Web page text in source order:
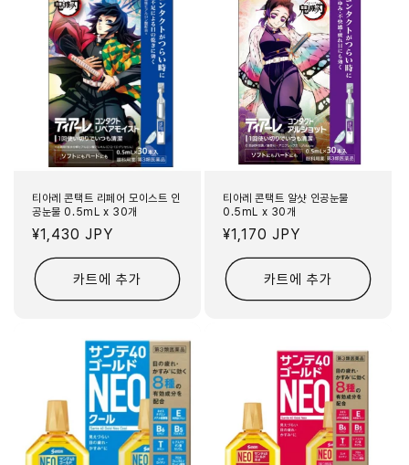
티아레 콘택트 리페어 모이스트 인
공눈물 0.5mL x 30개
정
가
¥1,430 JPY
카트에 추가
티아레 콘택트 알샷 인공눈물
0.5mL x 30개
정
가
¥1,170 JPY
카트에 추가